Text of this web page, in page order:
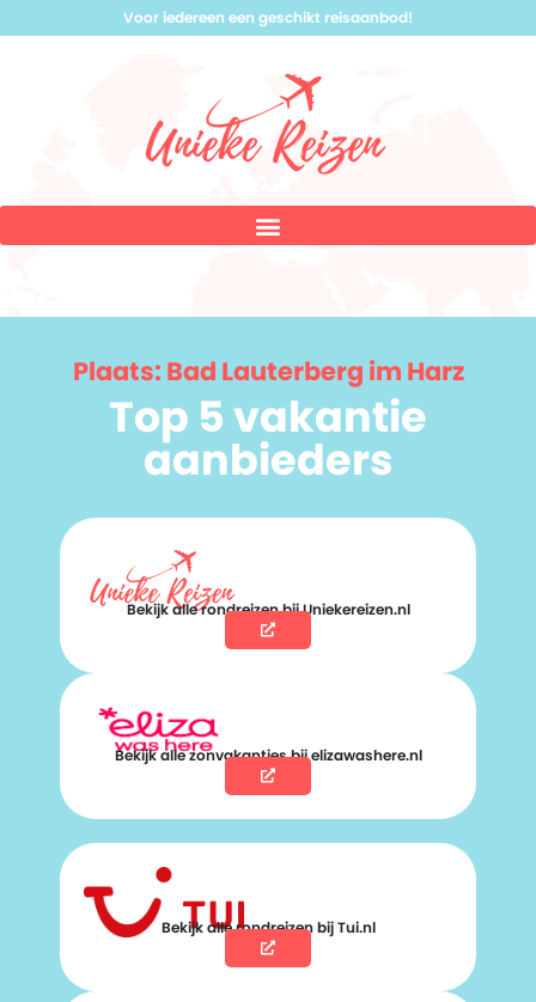
Voor iedereen een geschikt reisaanbod!
Plaats: Bad Lauterberg im Harz
Top 5 vakantie
aanbieders
Bekijk alle rondreizen bij Uniekereizen.nl
Bekijk alle zonvakanties bij elizawashere.nl
Bekijk alle rondreizen bij Tui.nl